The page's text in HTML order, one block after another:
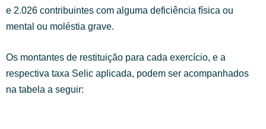
e 2.026 contribuintes com alguma deficiência física ou
mental ou moléstia grave.
Os montantes de restituição para cada exercício, e a
respectiva taxa Selic aplicada, podem ser acompanhados
na tabela a seguir: